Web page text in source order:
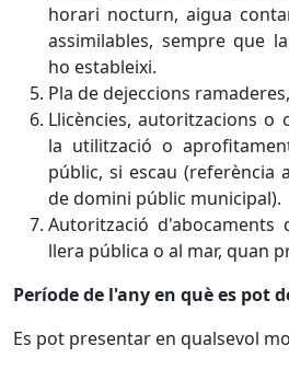
horari nocturn, aigua
assimilables, sempre que
ho estableixi.
Pla de dejeccions
Llicències, autoritzacions o
la utilització o
públic, si escau (referència
de domini públic municipal).
Autorització d'abocaments
llera pública o al mar, quan
Període de l'any en què es pot
Es pot presentar en qualsevol